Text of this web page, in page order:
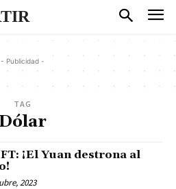
- Publicidad -
TAG
¡El Yuan destrona al
2023